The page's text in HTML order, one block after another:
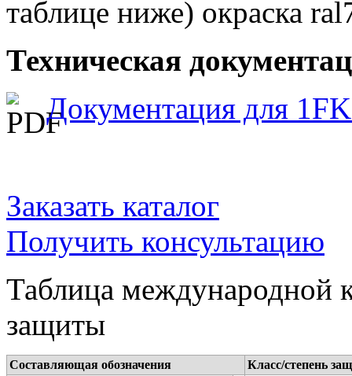
таблице ниже) окраска
Техническая
Документация для
Заказать каталог
Получить консультацию
Таблица международной
защиты
Составляющая обозначения
Класс/степень